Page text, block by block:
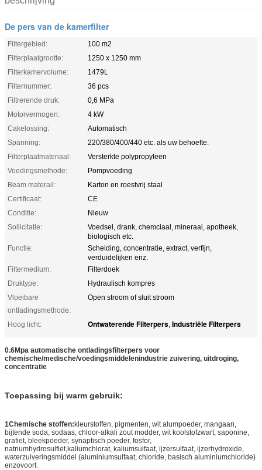
De pers van de kamerfilter
Filtergebied:
100 m2
Filterplaatgrootte:
1250 x 1250 mm
Filterkamervolume:
1479L
Filternummer:
36 pcs
Filtrerende druk:
0,6 MPa
Motorvermogen:
4 kW
Cakelossing:
Automatisch
Spanning:
220/380/400/440 etc. als uw behoefte.
Filterplaatmateriaal:
Versterkte polypropyleen
Voedingsmethode:
Pompvoeding
Beam materail:
Karton en roestvrij staal
Certificaat:
CE
Conditie:
Nieuw
Sollicitatie:
Voedsel, drank, chemciaal, mineraal, apotheek,
biologisch etc.
Functie:
Scheiding, concentratie, extract, verfijn,
verduidelijken enz.
Filtermedium:
Filterdoek
Druktype:
Hydraulisch kompres
Vloeibare
ontladingsmethode:
Open stroom of sluit stroom
Hoog licht: Ontwaterende Filterpers, Industriële Filterpers
0.6Mpa automatische ontladingsfilterpers voor
chemische/medische/voedingsmiddelenindustrie zuivering, uitdroging,
concentratie
Toepassing bij warm gebruik:
1Chemische stoffen:kleurstoffen, pigmenten, wit alumpoeder, mangaan,
bijtende soda, sodaas, chloor-alkali zout modder, wit koolstofzwart, saponine,
grafiet, bleekpoeder, synaptisch poeder, fosfor,
natriumhydrosulfiet,kaliumchlorat, kaliumsulfaat, ijzersulfaat, ijzerhydroxide,
waterzuiveringsmiddel (aluminiumsulfaat, chloride, basisch aluminiumchloride)
enzovoort.